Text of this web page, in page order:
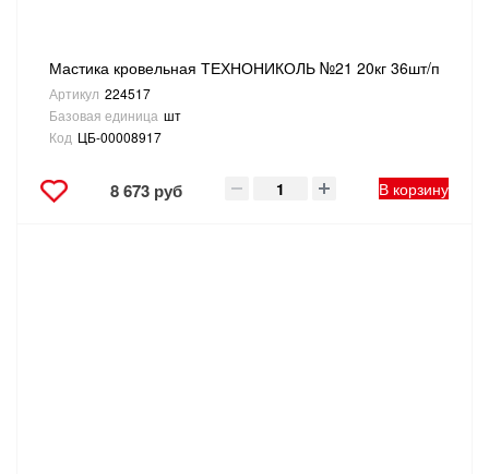
Мастика кровельная ТЕХНОНИКОЛЬ №21 20кг 36шт/п
Артикул 224517
Базовая единица шт
Код ЦБ-00008917
8 673 руб В корзину